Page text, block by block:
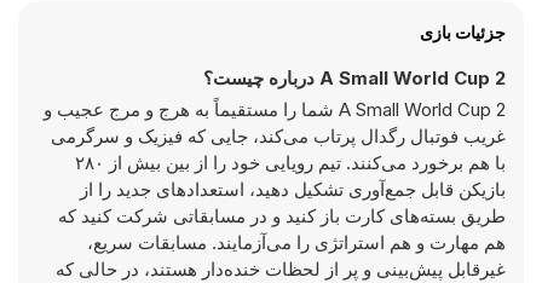
جزئیات بازی
A Small World Cup 2 درباره چیست؟
A Small World Cup 2 شما را مستقیماً به هرج و مرج عجیب و
غریب فوتبال رگدال پرتاب می‌کند، جایی که فیزیک و سرگرمی
با هم برخورد می‌کنند. تیم رویایی خود را از بین بیش از ۲۸۰
بازیکن قابل جمع‌آوری تشکیل دهید، استعدادهای جدید را از
طریق بسته‌های کارت باز کنید و در مسابقاتی شرکت کنید که
هم مهارت و هم استراتژی را می‌آزمایند. مسابقات سریع،
غیرقابل پیش‌بینی و پر از لحظات خنده‌دار هستند، در حالی که